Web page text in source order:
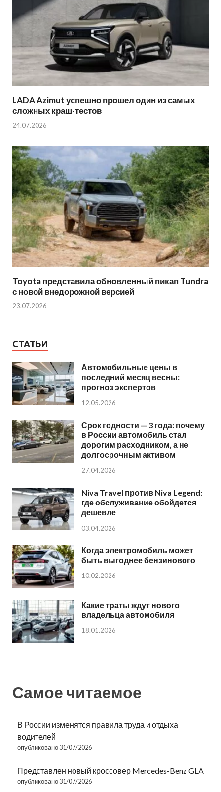
LADA Azimut успешно прошел один из самых
сложных краш-тестов
24.07.2026
Toyota представила обновленный пикап Tundra
с новой внедорожной версией
23.07.2026
СТАТЬИ
Автомобильные цены в
последний месяц весны:
прогноз экспертов
12.05.2026
Срок годности — 3 года: почему
в России автомобиль стал
дорогим расходником, а не
долгосрочным активом
27.04.2026
Niva Travel против Niva Legend:
где обслуживание обойдется
дешевле
03.04.2026
Когда электромобиль может
быть выгоднее бензинового
10.02.2026
Какие траты ждут нового
владельца автомобиля
18.01.2026
Самое читаемое
В России изменятся правила труда и отдыха
водителей
опубликовано 31/07/2026
Представлен новый кроссовер Mercedes-Benz GLA
опубликовано 31/07/2026